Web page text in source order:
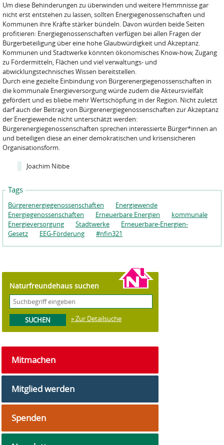
Um diese Behinderungen zu überwinden und weitere Hemmnisse gar
nicht erst entstehen zu lassen, sollten Energiegenossenschaften und
Kommunen ihre Kräfte stärker bündeln. Davon würden beide Seiten
profitieren: Energiegenossenschaften verfügen bei allen Fragen der
Bürgerbeteiligung über eine hohe Glaubwürdigkeit und Akzeptanz.
Kommunen und Stadtwerke könnten ökonomisches Know-how, Zugang
zu Fördermitteln, Flächen und viel verwaltungs- und
abwicklungstechnisches Wissen bereitstellen.
Durch eine gezielte Einbindung von Bürgerenergiegenossenschaften in
die kommunale Energieversorgung würde zudem die Akteursvielfalt
gefördert und es bliebe mehr Wertschöpfung in der Region. Nicht zuletzt
darf auch der Beitrag von Bürgerenergiegenossenschaften zur Akzeptanz
der Energiewende nicht unterschätzt werden:
Bürgerenergiegenossenschaften sprechen interessierte Bürger*innen an
und beteiligen diese an einer demokratischen und krisensicheren
Organisationsform.
Joachim Nibbe
Tags
Bürgerenergiegenossenschaften
Energiewende
Energiegenossenschaften
Erneuerbare Energien
kommunale
Energieversorgung
Stadtwerke
Erneuerbare-Energien-
Gesetz
EEG-Förderung #nfin321
Naturfreundehaus suchen
» Zur Detailsuche
Mitmachen
Mitglied werden
Spenden